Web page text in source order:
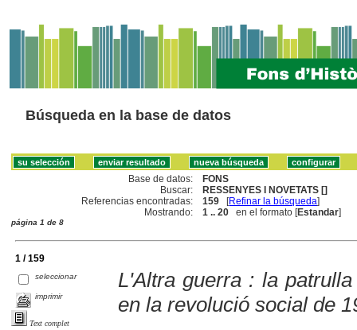
Búsqueda en la base de datos
Base de datos:
FONS
Buscar:
RESSENYES I NOVETATS []
Referencias encontradas:
159 [Refinar la búsqueda]
Mostrando:
1 .. 20 en el formato [Estandar]
página 1 de 8
1 / 159
seleccionar
imprimir
Text complet
L'Altra guerra : la
en la revolució social de